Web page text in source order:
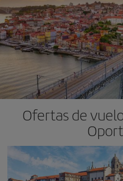
Ofertas de